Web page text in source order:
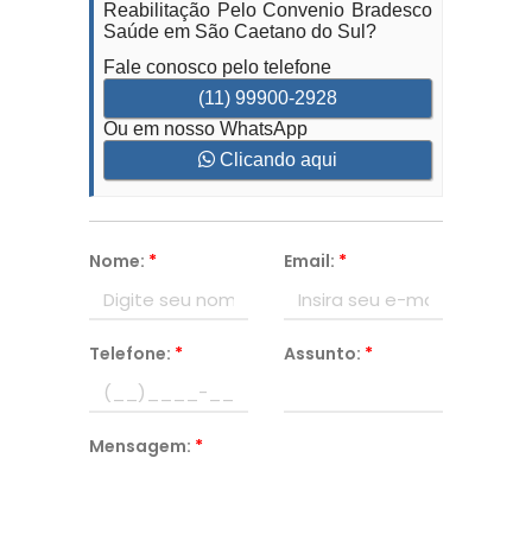
Reabilitação Pelo Convenio Bradesco
Saúde em São Caetano do Sul?
Fale conosco pelo telefone
(11) 99900-2928
Ou em nosso WhatsApp
Clicando aqui
Nome: * Email: *
Telefone: * Assunto: *
Mensagem: *